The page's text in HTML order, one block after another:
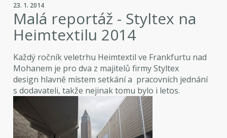
23. 1. 2014
Malá reportáž - Styltex na
Heimtextilu 2014
Každý ročník veletrhu Heimtextil ve Frankfurtu nad
Mohanem je pro dva z majitelů firmy Styltex
design hlavně místem setkání a pracovních jednání
s dodavateli, takže nejinak tomu bylo i letos.